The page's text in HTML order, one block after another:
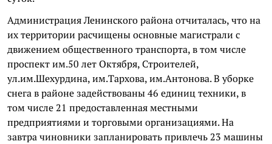
Администрация Ленинского района отчиталась, что на
их территории расчищены основные магистрали с
движением общественного транспорта, в том числе
проспект им.50 лет Октября, Строителей,
ул.им.Шехурдина, им.Тархова, им.Антонова. В уборке
снега в районе задействованы 46 единиц техники, в
том числе 21 предоставленная местными
предприятиями и торговыми организациями. На
завтра чиновники запланировать привлечь 23 машины